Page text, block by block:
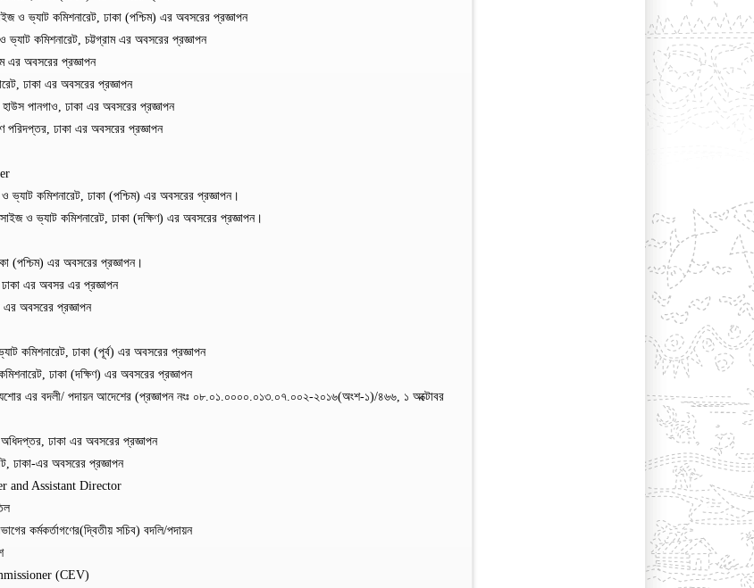
ও ভ্যাট কমিশনারেট, ঢাকা (পশ্চিম) এর অবসরের প্রজ্ঞাপন
কমিশনারেট, চট্টগ্রাম এর অবসরের প্রজ্ঞাপন
এর অবসরের প্রজ্ঞাপন
ঢাকা এর অবসরের প্রজ্ঞাপন
পানগাও, ঢাকা এর অবসরের প্রজ্ঞাপন
ঢাকা এর অবসরের প্রজ্ঞাপন
কমিশনারেট, ঢাকা (পশ্চিম) এর অবসরের প্রজ্ঞাপন।
ও ভ্যাট কমিশনারেট, ঢাকা (দক্ষিণ) এর অবসরের প্রজ্ঞাপন।
(পশ্চিম) এর অবসরের প্রজ্ঞাপন।
এর অবসর এর প্রজ্ঞাপন
অবসরের প্রজ্ঞাপন
কমিশনারেট, ঢাকা (পূর্ব) এর অবসরের প্রজ্ঞাপন
ঢাকা (দক্ষিণ) এর অবসরের প্রজ্ঞাপন
এর বদলী/ পদায়ন আদেশের (প্রজ্ঞাপন নংঃ ০৮.০১.০০০০.০১৩.০৭.০০২-২০১৬(অংশ-১)/৪৬৬, ১ অক্টোবর
ঢাকা এর অবসরের প্রজ্ঞাপন
ঢাকা-এর অবসরের প্রজ্ঞাপন
and Assistant Director
কর্মকর্তাগণের(দ্বিতীয় সচিব) বদলি/পদায়ন
(CEV)